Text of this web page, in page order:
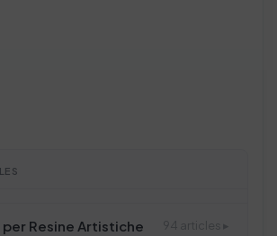
Resine Artistiche